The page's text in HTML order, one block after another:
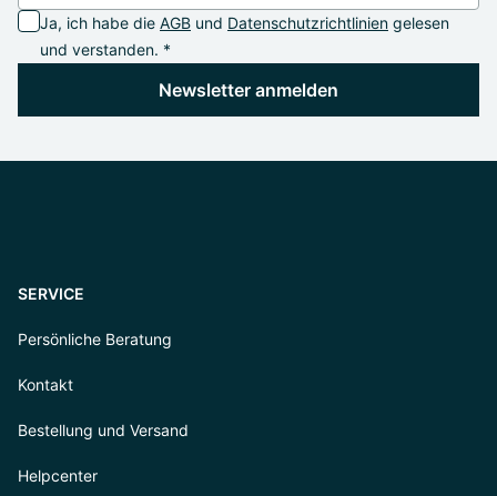
Ja, ich habe die AGB und Datenschutzrichtlinien gelesen
und verstanden. *
Newsletter anmelden
SERVICE
Persönliche Beratung
Kontakt
Bestellung und Versand
Helpcenter